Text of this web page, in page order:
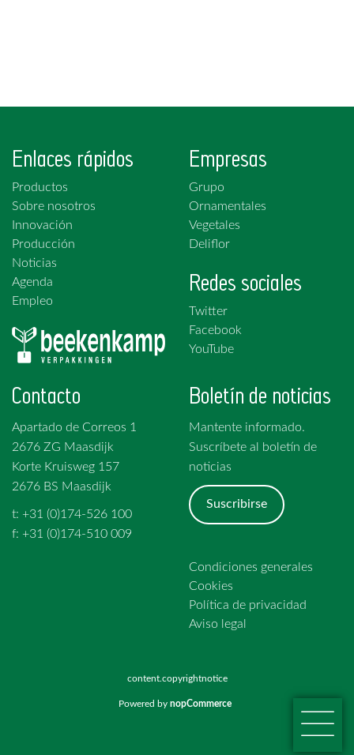
Enlaces rápidos
Productos
Sobre nosotros
Innovación
Producción
Noticias
Agenda
Empleo
Empresas
Grupo
Ornamentales
Vegetales
Deliflor
Redes sociales
Twitter
Facebook
YouTube
Contacto
Apartado de Correos 1
2676 ZG Maasdijk
Korte Kruisweg 157
2676 BS Maasdijk
t: +31 (0)174-526 100
f: +31 (0)174-510 009
Boletín de noticias
Mantente informado.
Suscríbete al boletín de
noticias
Suscribirse
Condiciones generales
Cookies
Política de privacidad
Aviso legal
content.copyrightnotice
Powered by nopCommerce